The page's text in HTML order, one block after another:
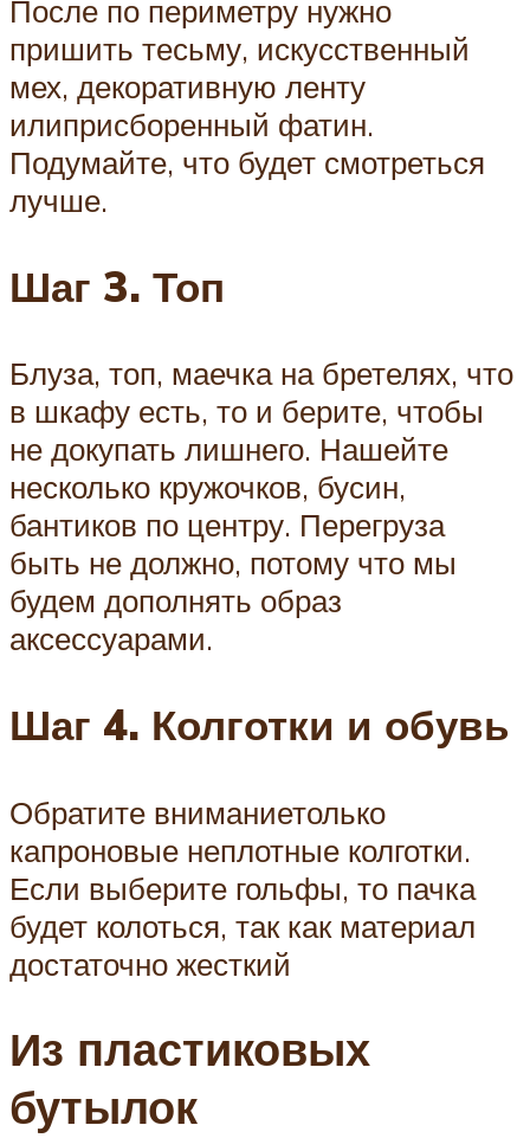
После по периметру нужно
пришить тесьму, искусственный
мех, декоративную ленту
илиприсборенный фатин.
Подумайте, что будет смотреться
лучше.
Шаг 3. Топ
Блуза, топ, маечка на бретелях, что
в шкафу есть, то и берите, чтобы
не докупать лишнего. Нашейте
несколько кружочков, бусин,
бантиков по центру. Перегруза
быть не должно, потому что мы
будем дополнять образ
аксессуарами.
Шаг 4. Колготки и обувь
Обратите вниманиетолько
капроновые неплотные колготки.
Если выберите гольфы, то пачка
будет колоться, так как материал
достаточно жесткий
Из пластиковых
бутылок